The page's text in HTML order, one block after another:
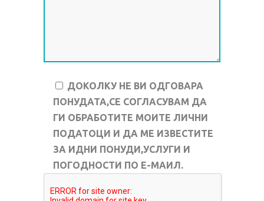
ДОКОЛКУ НЕ ВИ ОДГОВАРА
ПОНУДАТА,СЕ СОГЛАСУВАМ ДА
ГИ ОБРАБОТИТЕ МОИТЕ ЛИЧНИ
ПОДАТОЦИ И ДА МЕ ИЗВЕСТИТЕ
ЗА ИДНИ ПОНУДИ,УСЛУГИ И
ПОГОДНОСТИ ПО Е-МАИЛ.